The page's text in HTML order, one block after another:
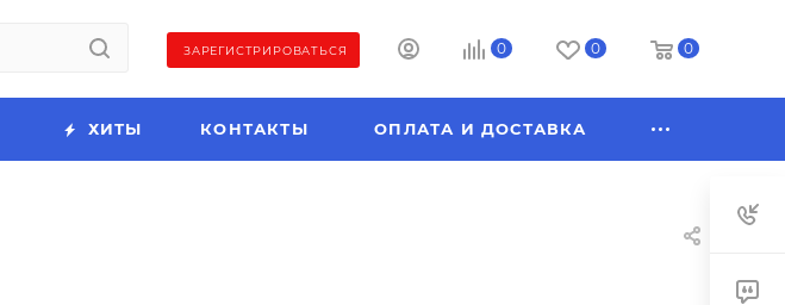
ЗАРЕГИСТРИРОВАТЬСЯ 0 0 0
ХИТЫ КОНТАКТЫ ОПЛАТА И ДОСТАВКА